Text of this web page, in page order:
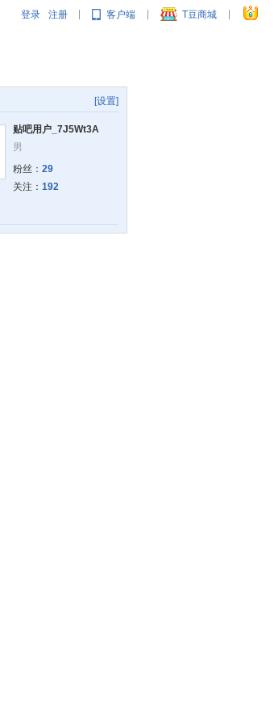
登录 注册 | 客户端 | T豆商城 |
[设置]
贴吧用户_7J5Wt3A
男
粉丝： 29
关注： 192